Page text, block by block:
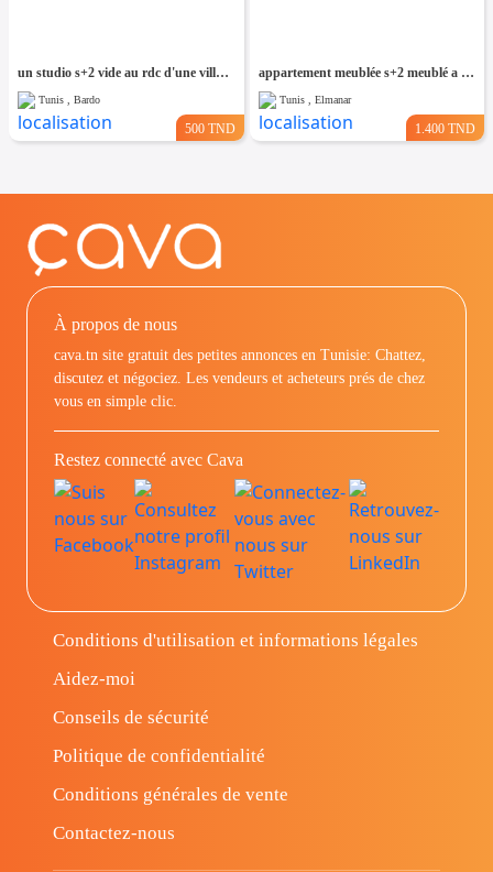
un studio s+2 vide au rdc d'une villa a louer situé a bardo prés de stade
Tunis , Bardo
500 TND
appartement meublée s+2 meublé a el Manar 2
Tunis , Elmanar
1.400 TND
À propos de nous
cava.tn site gratuit des petites annonces en Tunisie: Chattez,
discutez et négociez. Les vendeurs et acheteurs prés de chez
vous en simple clic.
Restez connecté avec Cava
Conditions d'utilisation et informations légales
Aidez-moi
Conseils de sécurité
Politique de confidentialité
Conditions générales de vente
Contactez-nous